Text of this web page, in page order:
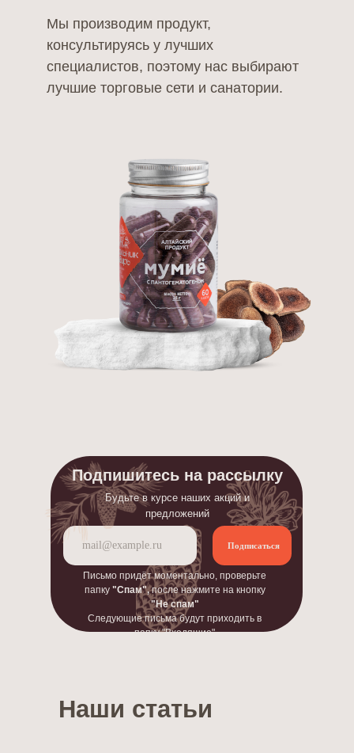
Мы производим продукт,
консультируясь у лучших
специалистов, поэтому нас выбирают
лучшие торговые сети и санатории.
Подписаться
Подпишитесь на рассылку
Будьте в курсе наших акций и
предложений
Письмо придёт моментально, проверьте
папку "Спам",после нажмите на кнопку
"Не спам"
Следующие письма будут приходить в
папку "Входящие"
Наши статьи